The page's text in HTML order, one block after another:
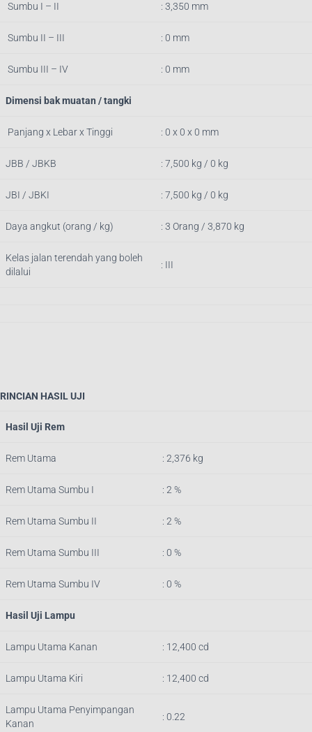
Sumbu I – II : 3,350 mm
Sumbu II – III : 0 mm
Sumbu III – IV : 0 mm
Dimensi bak muatan / tangki
Panjang x Lebar x Tinggi : 0 x 0 x 0 mm
JBB / JBKB : 7,500 kg / 0 kg
JBI / JBKI : 7,500 kg / 0 kg
Daya angkut (orang / kg) : 3 Orang / 3,870 kg
Kelas jalan terendah yang boleh
dilalui
: III
RINCIAN HASIL UJI
Hasil Uji Rem
Rem Utama : 2,376 kg
Rem Utama Sumbu I : 2 %
Rem Utama Sumbu II : 2 %
Rem Utama Sumbu III : 0 %
Rem Utama Sumbu IV : 0 %
Hasil Uji Lampu
Lampu Utama Kanan : 12,400 cd
Lampu Utama Kiri : 12,400 cd
Lampu Utama Penyimpangan
Kanan
: 0.22